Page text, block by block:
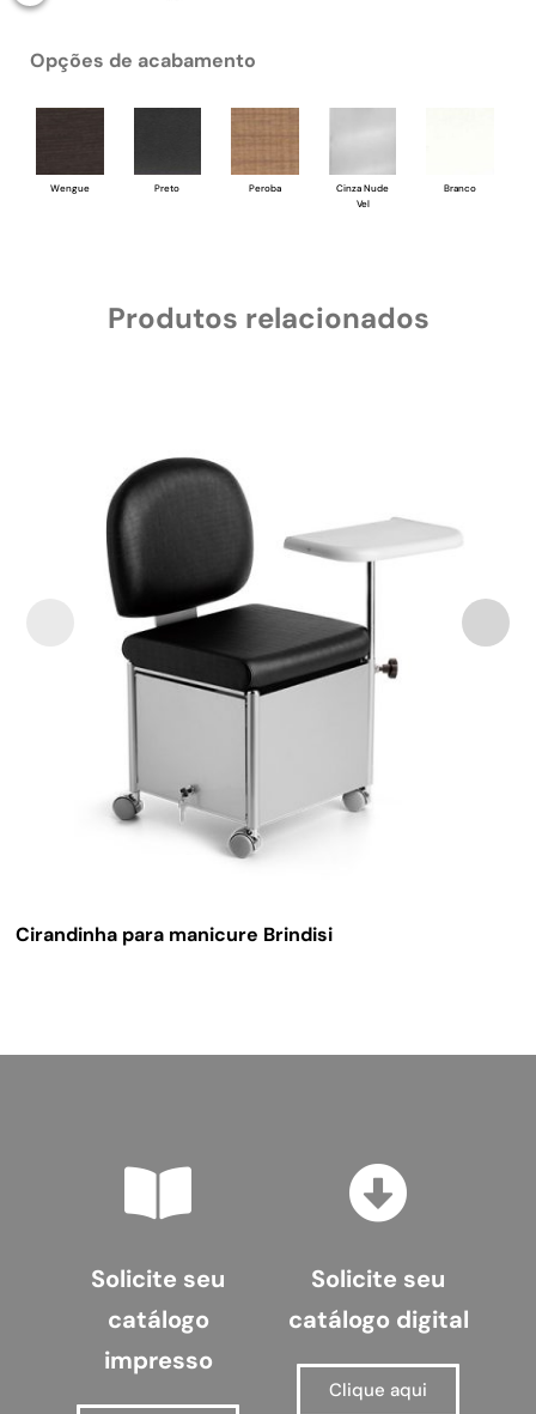
Opções de acabamento
Wengue Preto Peroba
Cinza Nude
Vel
Branco
Produtos relacionados
Cirandinha para manicure Brindisi
Solicite seu
catálogo
impresso
Solicite seu
catálogo digital
Clique aqui